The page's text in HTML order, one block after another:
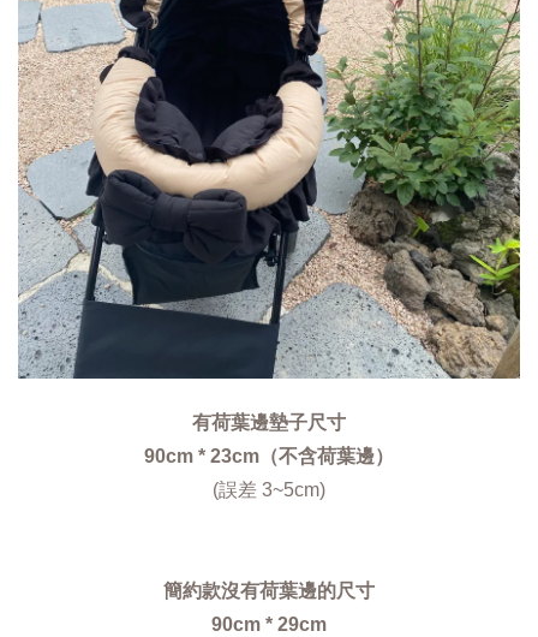
有荷葉邊墊子尺寸
90cm * 23cm（不含荷葉邊）
(誤差 3~5cm)
簡約款沒有荷葉邊的尺寸
90cm * 29cm